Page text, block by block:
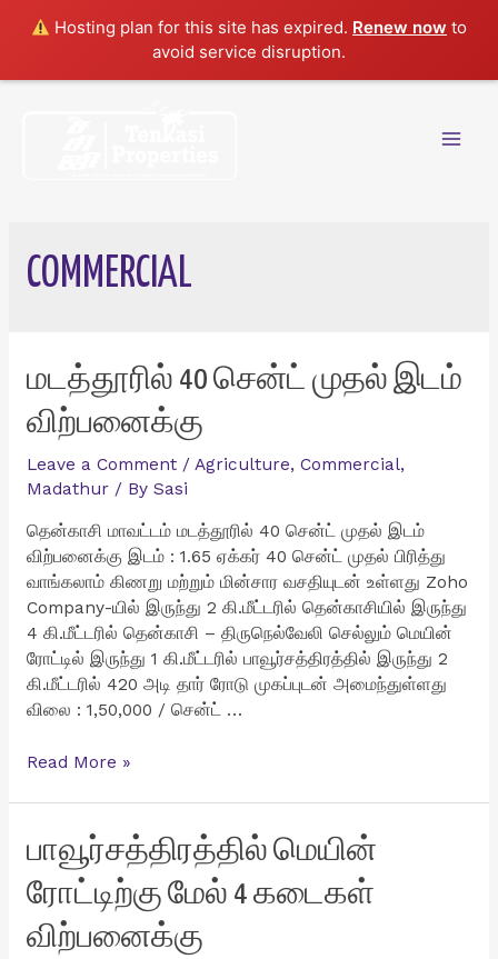
Hosting plan for this site has expired. Renew now to
avoid service disruption.
COMMERCIAL
மடத்தூரில் 40 சென்ட் முதல் இடம்
விற்பனைக்கு
Leave a Comment / Agriculture, Commercial,
Madathur/ By Sasi
தென்காசி மாவட்டம் மடத்தூரில் 40 சென்ட் முதல் இடம்
விற்பனைக்கு இடம் : 1.65 ஏக்கர் 40 சென்ட் முதல் பிரித்து
வாங்கலாம் கிணறு மற்றும் மின்சார வசதியுடன் உள்ளது Zoho
Company-யில் இருந்து 2 கி.மீட்டரில் தென்காசியில் இருந்து
4 கி.மீட்டரில் தென்காசி – திருநெல்வேலி செல்லும் மெயின்
ரோட்டில் இருந்து 1 கி.மீட்டரில் பாவூர்சத்திரத்தில் இருந்து 2
கி.மீட்டரில் 420 அடி தார் ரோடு முகப்புடன் அமைந்துள்ளது
விலை : 1,50,000 / சென்ட் …
மடத்தூரில்
இடம்
விற்பனைக்கு
Read More »
பாவூர்சத்திரத்தில் மெயின்
ரோட்டிற்கு மேல் 4 கடைகள்
விற்பனைக்கு